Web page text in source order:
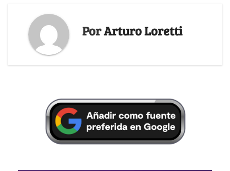
PorArturo Loretti